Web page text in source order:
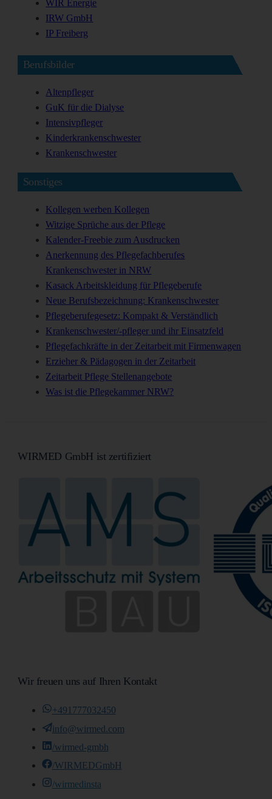
WIR Energie
IRW GmbH
IP Freiberg
Berufsbilder
Altenpfleger
GuK für die Dialyse
Intensivpfleger
Kinderkrankenschwester
Krankenschwester
Sonstiges
Kollegen werben Kollegen
Witzige Sprüche aus der Pflege
Kalender-Freebie zum Ausdrucken
Anerkennung des Pflegefachberufes
Krankenschwester in NRW
Kasack Arbeitskleidung für Pflegeberufe
Neue Berufsbezeichnung: Krankenschwester
Pflegeberufegesetz: Kompakt & Verständlich
Krankenschwester/-pfleger und ihr Einsatzfeld
Pflegefachkräfte in der Zeitarbeit mit Firmenwagen
Erzieher & Pädagogen in der Zeitarbeit
Zeitarbeit Pflege Stellenangebote
Was ist die Pflegekammer NRW?
WIRMED GmbH ist zertifiziert
Wir freuen uns auf Ihren Kontakt
+491777032450
info@wirmed.com
/wirmed-gmbh
/WIRMEDGmbH
/wirmedinsta